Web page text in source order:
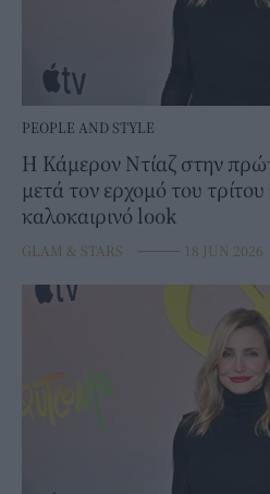
PEOPLE AND STYLE
Η Κάμερον Ντίαζ στην
μετά τον ερχομό του
καλοκαιρινό look
GLAM & STARS ⸻ 18 JUN 2026